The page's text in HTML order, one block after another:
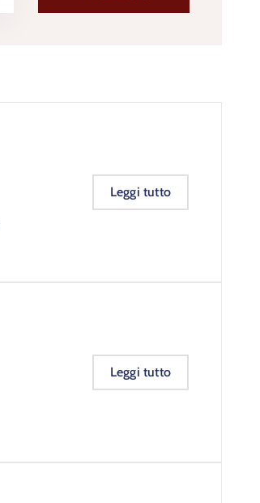
Leggi tutto
Leggi tutto